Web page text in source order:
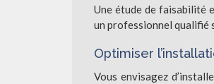
Une étude de faisabilité
un professionnel qualifié
Optimiser
Vous envisagez